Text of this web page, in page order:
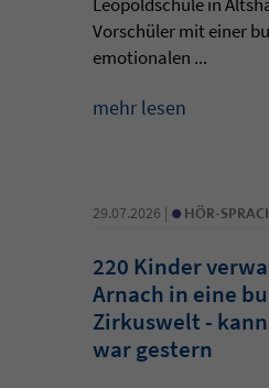
Vorschüler mit einer
emotionalen ...
mehr lesen
29.07.2026 | • HÖR-
220 Kinder
Arnach in eine
Zirkuswelt -
war gestern